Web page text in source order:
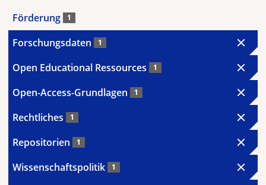
Förderung 1
Forschungsdaten 1
Open Educational Ressources 1
Open-Access-Grundlagen 1
Rechtliches 1
Repositorien 1
Wissenschaftspolitik 1